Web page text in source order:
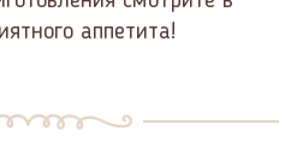
аппетита!